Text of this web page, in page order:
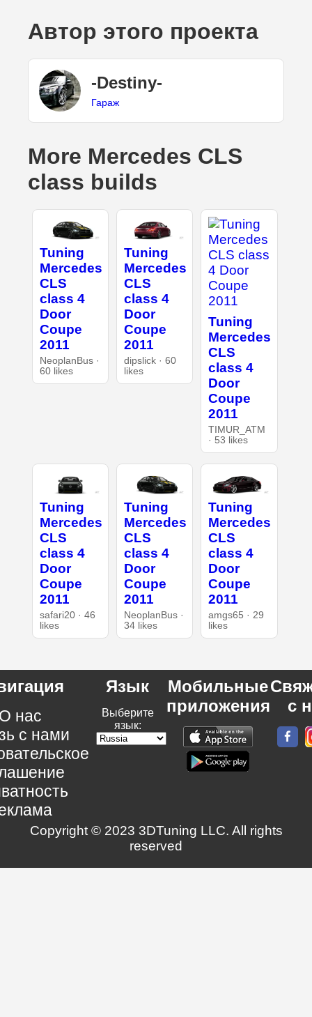
Автор этого проекта
-Destiny-
Гараж
More Mercedes CLS
class builds
Tuning
Mercedes
CLS
class 4
Door
Coupe
2011
NeoplanBus ·
60 likes
Tuning
Mercedes
CLS
class 4
Door
Coupe
2011
dipslick · 60
likes
Tuning
Mercedes
CLS
class 4
Door
Coupe
2011
TIMUR_ATM
· 53 likes
Tuning
Mercedes
CLS
class 4
Door
Coupe
2011
safari20 · 46
likes
Tuning
Mercedes
CLS
class 4
Door
Coupe
2011
NeoplanBus ·
34 likes
Tuning
Mercedes
CLS
class 4
Door
Coupe
2011
amgs65 · 29
likes
нас
с нами
Язык
Выберите
язык:
Мобильные
приложения
с
Copyright © 2023 3DTuning LLC. All rights
reserved